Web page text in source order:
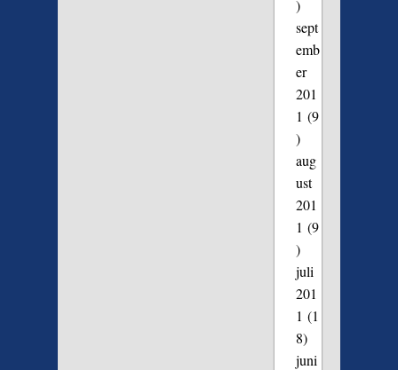
)
sept
emb
er
201
1 (9
)
aug
ust
201
1 (9
)
juli
201
1 (1
8)
juni